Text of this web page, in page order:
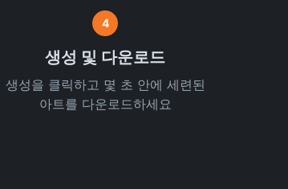
4
생성 및 다운로드
생성을 클릭하고 몇 초 안에 세련된
아트를 다운로드하세요